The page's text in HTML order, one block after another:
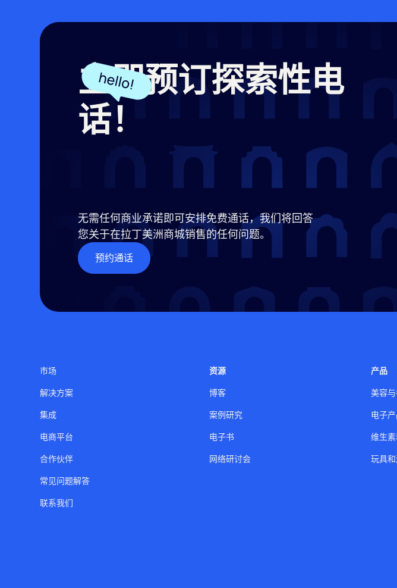
立即预订探索性电
话！
无需任何商业承诺即可安排免费通话，我们将回答
您关于在拉丁美洲商城销售的任何问题。
预约通话
市场
解决方案
集成
电商平台
合作伙伴
常见问题解答
联系我们
资源
博客
案例研究
电子书
网络研讨会
产品
美容
电子
维生
玩具